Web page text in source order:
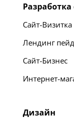
Разработка
Сайт-Визитка
Лендинг
Сайт-Бизнес
Интернет-
Дизайн